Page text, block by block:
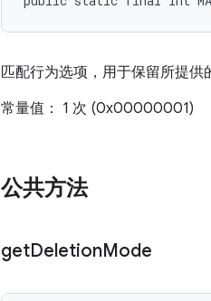
匹配行为选项，用于保留所提供
常量值： 1 次 (0x00000001)
公共方法
getDeletionMode